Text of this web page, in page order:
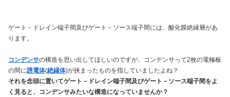
ゲート－ドレイン端子間及びゲート－ソース端子間には、酸化膜絶縁層があ
ります。
コンデンサの構造を思い出してほしいのですが、コンデンサって2枚の電極板
の間に誘電体(絶縁体)が挟まったものを指していましたよね？
それを念頭に置いてゲート－ドレイン端子間及びゲート－ソース端子間をよ
く見ると、コンデンサみたいな構造になっていませんか？